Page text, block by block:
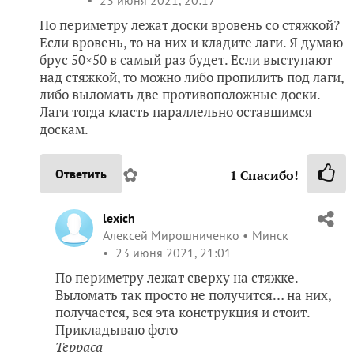
По периметру лежат доски вровень со стяжкой?
Если вровень, то на них и кладите лаги. Я думаю
брус 50×50 в самый раз будет. Если выступают
над стяжкой, то можно либо пропилить под лаги,
либо выломать две противоположные доски.
Лаги тогда класть параллельно оставшимся
доскам.
Ответить ✿ 1 Спасибо!
lexich
Алексей Мирошниченко
Минск
23 июня 2021, 21:01
По периметру лежат сверху на стяжке.
Выломать так просто не получится… на них,
получается, вся эта конструкция и стоит.
Прикладываю фото
Терраса